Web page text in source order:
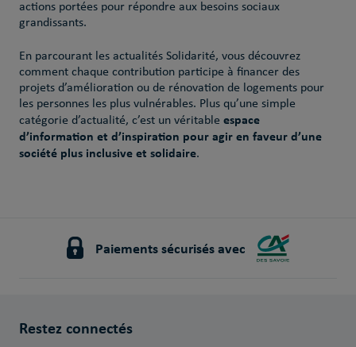
actions portées pour répondre aux besoins sociaux
grandissants.
En parcourant les actualités Solidarité, vous découvrez
comment chaque contribution participe à financer des
projets d’amélioration ou de rénovation de logements pour
les personnes les plus vulnérables. Plus qu’une simple
catégorie d’actualité, c’est un véritable espace
d’information et d’inspiration pour agir en faveur d’une
société plus inclusive et solidaire.
Paiements sécurisés avec
Restez connectés